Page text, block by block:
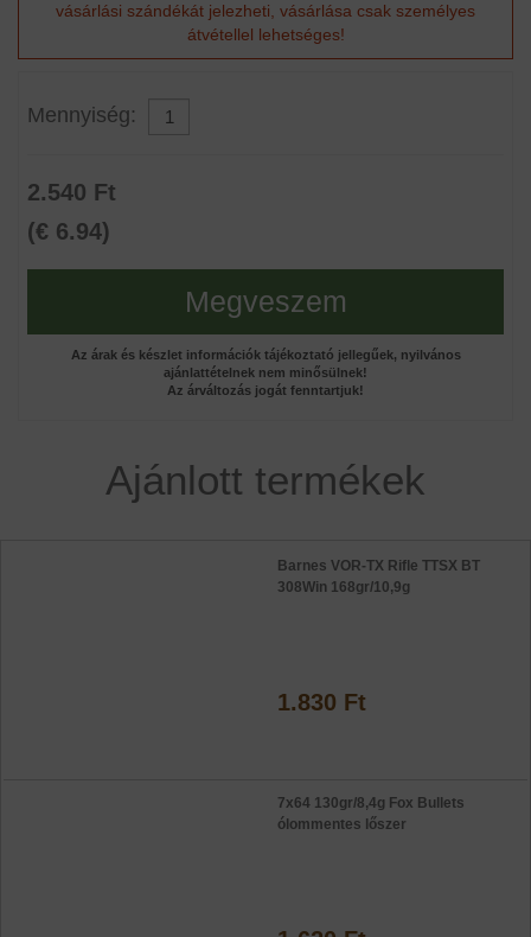
vásárlási szándékát jelezheti, vásárlása csak személyes
átvétellel lehetséges!
Mennyiség:
2.540 Ft
(€ 6.94)
Megveszem
Az árak és készlet információk tájékoztató jellegűek, nyilvános
ajánlattételnek nem minősülnek!
Az árváltozás jogát fenntartjuk!
Ajánlott termékek
Barnes VOR-TX Rifle TTSX BT
308Win 168gr/10,9g
1.830 Ft
7x64 130gr/8,4g Fox Bullets
ólommentes lőszer